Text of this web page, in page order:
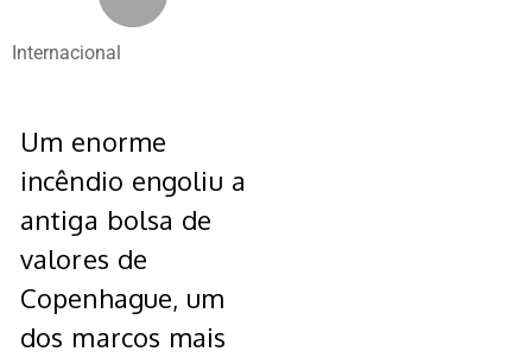
Internacional
Um enorme
incêndio engoliu a
antiga bolsa de
valores de
Copenhague, um
dos marcos mais